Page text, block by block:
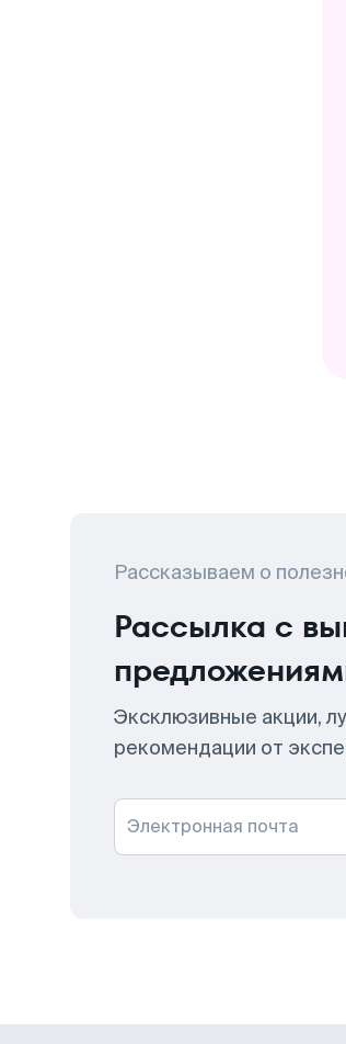
Рассказываем о
Рассылка с
Эксклюзивные акции,
рекомендации от
Электронная почта